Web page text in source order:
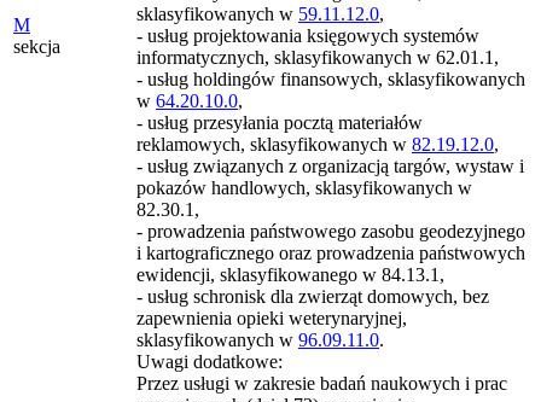
M
sekcja
sklasyfikowanych w 59.11.12.0,
- usług projektowania księgowych systemów
informatycznych, sklasyfikowanych w 62.01.1,
- usług holdingów finansowych, sklasyfikowanych
w 64.20.10.0,
- usług przesyłania pocztą materiałów
reklamowych, sklasyfikowanych w 82.19.12.0,
- usług związanych z organizacją targów, wystaw i
pokazów handlowych, sklasyfikowanych w
82.30.1,
- prowadzenia państwowego zasobu geodezyjnego
i kartograficznego oraz prowadzenia państwowych
ewidencji, sklasyfikowanego w 84.13.1,
- usług schronisk dla zwierząt domowych, bez
zapewnienia opieki weterynaryjnej,
sklasyfikowanych w 96.09.11.0.
Uwagi dodatkowe:
Przez usługi w zakresie badań naukowych i prac